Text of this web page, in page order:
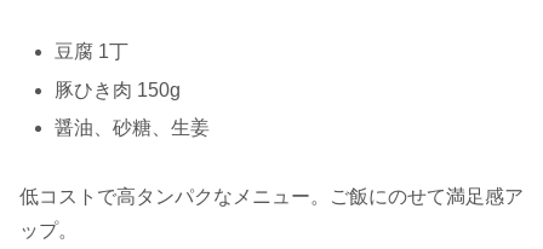
豆腐 1丁
豚ひき肉 150g
醤油、砂糖、生姜
低コストで高タンパクなメニュー。ご飯にのせて満足感ア
ップ。